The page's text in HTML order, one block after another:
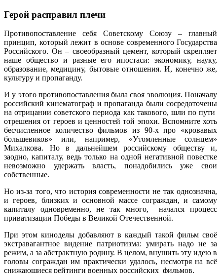
Герой расправил плечи
Противопоставление себя Советскому Союзу – главный
принцип, который лежит в основе современного Государства
Российского. Он – своеобразный цемент, который скрепляет
наше общество и разные его ипостаси: экономику, науку,
образование, медицину, бытовые отношения. И, конечно же,
культуру и пропаганду.
И у этого противопоставления была своя эволюция. Поначалу
российский кинематограф и пропаганда были сосредоточены
на отрицании советского периода как такового, шли по пути
отрешения от героев и ценностей той эпохи. Вспомните хоть
бесчисленное количество фильмов из 90-х про «кровавых
большевиков» или, например, «Утомленные солнцем»
Михалкова. Но в дальнейшем российскому обществу и,
заодно, капиталу, ведь только на одной негативной повестке
невозможно удержать власть, понадобились уже свои
собственные.
Но из-за того, что история современности не так однозначна,
и героев, близких и основной массе сограждан, и самому
капиталу одновременно, не так много, начался процесс
приватизации Победы в Великой Отечественной.
При этом киноделы добавляют в каждый такой фильм своё
экстравагантное видение патриотизма: умирать надо не за
режим, а за абстрактную родину. В целом, внушить эту идею в
головы сограждан им практически удалось, несмотря на всё
снижающиеся рейтинги военных российских фильмов.